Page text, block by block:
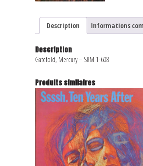
Description Informations
Description
Gatefold, Mercury ‎– SRM 1-608
Produits similaires